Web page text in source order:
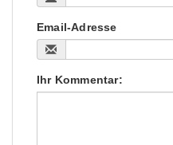
Email-Adresse
Ihr Kommentar: